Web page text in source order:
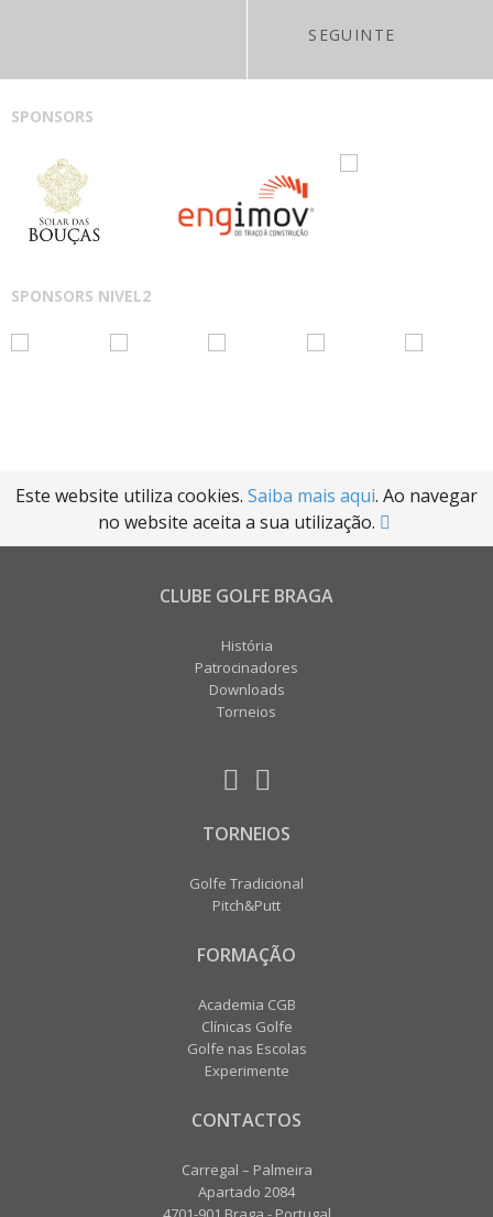
SEGUINTE
SPONSORS
SPONSORS NIVEL2
Este website utiliza cookies. Saiba mais aqui. Ao navegar
no website aceita a sua utilização.
CLUBE GOLFE BRAGA
História
Patrocinadores
Downloads
Torneios
TORNEIOS
Golfe Tradicional
Pitch&Putt
FORMAÇÃO
Academia CGB
Clínicas Golfe
Golfe nas Escolas
Experimente
CONTACTOS
Carregal – Palmeira
Apartado 2084